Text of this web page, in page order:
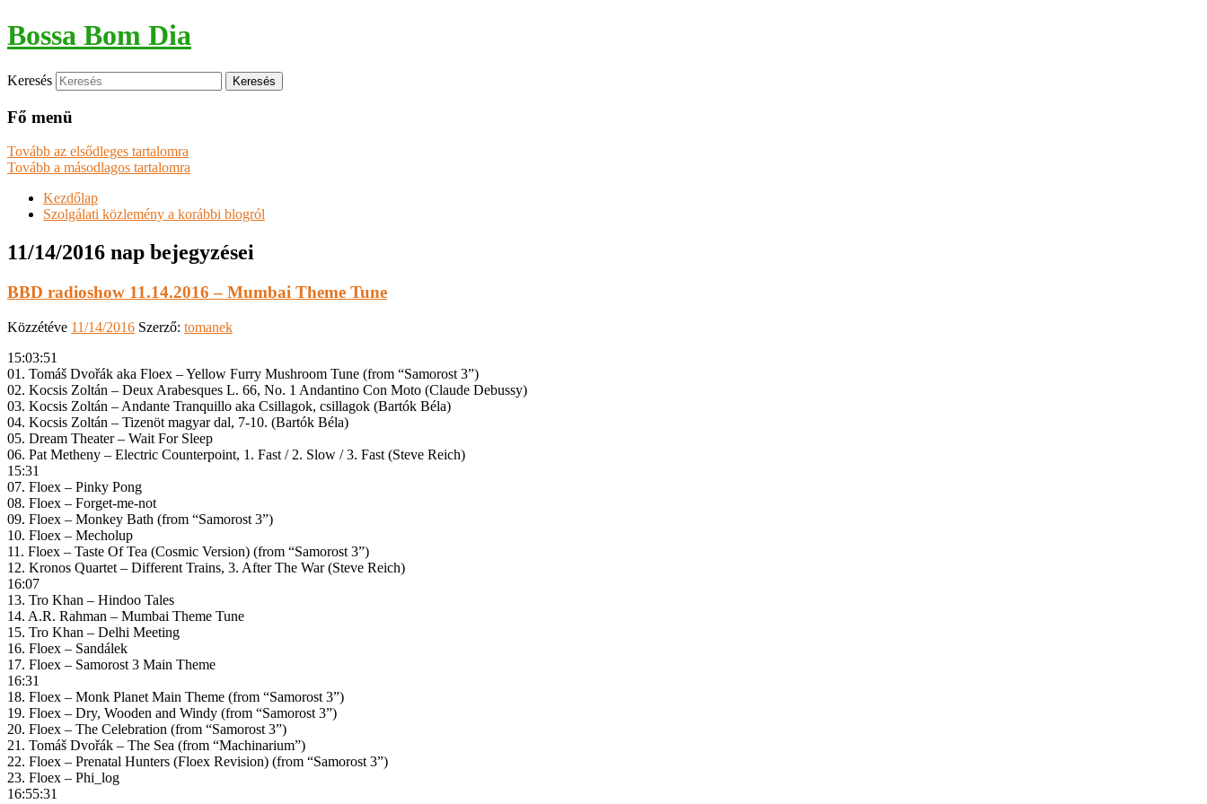
Bossa Bom Dia
Keresés
Fő menü
Tovább az elsődleges tartalomra
Tovább a másodlagos tartalomra
Kezdőlap
Szolgálati közlemény a korábbi blogról
11/14/2016 nap bejegyzései
BBD radioshow 11.14.2016 – Mumbai Theme Tune
Közzétéve 11/14/2016 Szerző: tomanek
15:03:51
01. Tomáš Dvořák aka Floex – Yellow Furry Mushroom Tune (from “Samorost 3”)
02. Kocsis Zoltán – Deux Arabesques L. 66, No. 1 Andantino Con Moto (Claude Debussy)
03. Kocsis Zoltán – Andante Tranquillo aka Csillagok, csillagok (Bartók Béla)
04. Kocsis Zoltán – Tizenöt magyar dal, 7-10. (Bartók Béla)
05. Dream Theater – Wait For Sleep
06. Pat Metheny – Electric Counterpoint, 1. Fast / 2. Slow / 3. Fast (Steve Reich)
15:31
07. Floex – Pinky Pong
08. Floex – Forget-me-not
09. Floex – Monkey Bath (from “Samorost 3”)
10. Floex – Mecholup
11. Floex – Taste Of Tea (Cosmic Version) (from “Samorost 3”)
12. Kronos Quartet – Different Trains, 3. After The War (Steve Reich)
16:07
13. Tro Khan – Hindoo Tales
14. A.R. Rahman – Mumbai Theme Tune
15. Tro Khan – Delhi Meeting
16. Floex – Sandálek
17. Floex – Samorost 3 Main Theme
16:31
18. Floex – Monk Planet Main Theme (from “Samorost 3”)
19. Floex – Dry, Wooden and Windy (from “Samorost 3”)
20. Floex – The Celebration (from “Samorost 3”)
21. Tomáš Dvořák – The Sea (from “Machinarium”)
22. Floex – Prenatal Hunters (Floex Revision) (from “Samorost 3”)
23. Floex – Phi_log
16:55:31